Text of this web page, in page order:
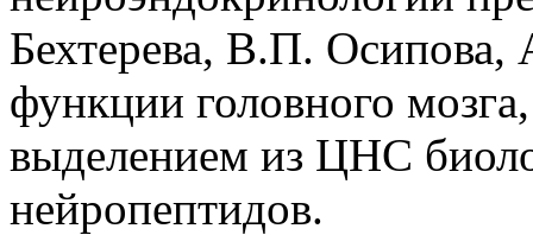
Бехтерева, В.П.
функции головного
выделением из ЦНС
нейропептидов.